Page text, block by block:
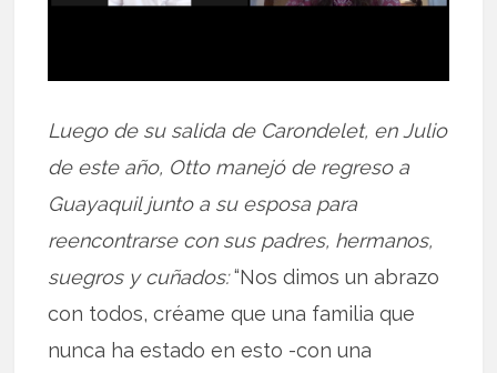
Luego de su salida de Carondelet, en Julio
de este año, Otto manejó de regreso a
Guayaquil junto a su esposa para
reencontrarse con sus padres, hermanos,
suegros y cuñados:“Nos dimos un abrazo
con todos, créame que una familia que
nunca ha estado en esto -con una